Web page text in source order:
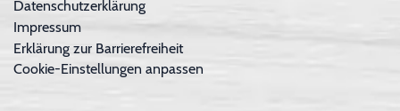
Datenschutzerklärung
Impressum
Erklärung zur Barrierefreiheit
Cookie-Einstellungen anpassen